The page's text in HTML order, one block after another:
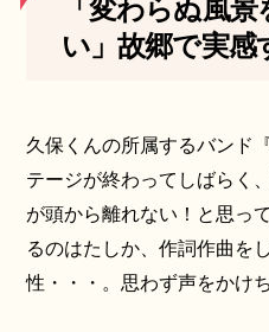
「変わらぬ風
い」故郷で実感
久保くんの所属するバンド
テージが終わってしばらく
が頭から離れない！と思っ
るのはたしか、作詞作曲を
性・・・。思わず声をかけ